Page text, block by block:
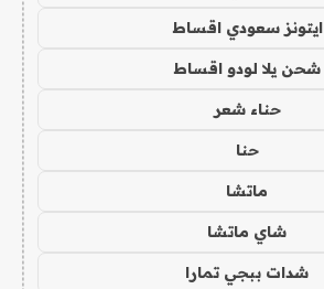
ايتونز سعودي اقساط
شحن يلا لودو اقساط
حناء شعر
حنا
ماتشا
شاي ماتشا
شدات ببجي تمارا